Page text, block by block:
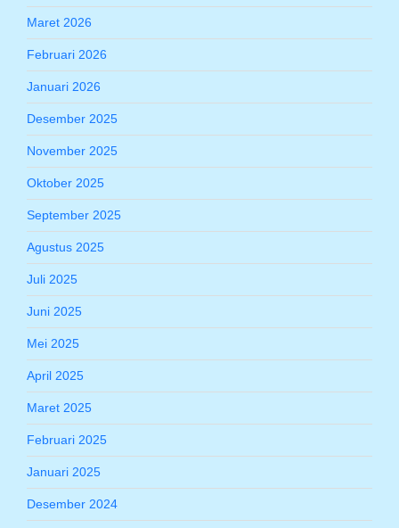
Maret 2026
Februari 2026
Januari 2026
Desember 2025
November 2025
Oktober 2025
September 2025
Agustus 2025
Juli 2025
Juni 2025
Mei 2025
April 2025
Maret 2025
Februari 2025
Januari 2025
Desember 2024